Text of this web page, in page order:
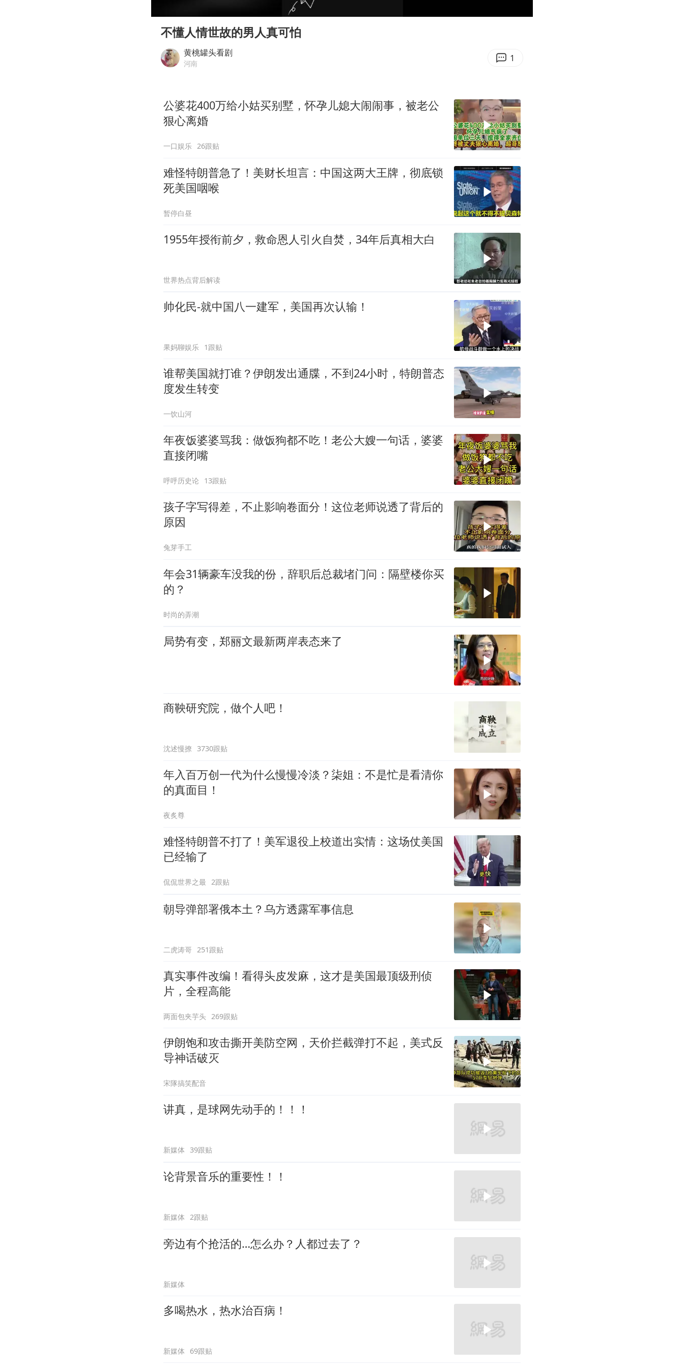
深圳地面沉降致车辆损坏系谣言
现代版摸金校尉落网查获400多枚古币
女子利用漏洞0元薅走3000多件家电
不懂人情世故的男人真可怕
黄桃罐头看剧
河南 1
公婆花400万给小姑买别墅，怀孕儿媳大闹闹事，被老公
狠心离婚
一口娱乐 26跟贴
难怪特朗普急了！美财长坦言：中国这两大王牌，彻底锁
死美国咽喉
暂停白昼
1955年授衔前夕，救命恩人引火自焚，34年后真相大白
世界热点背后解读
帅化民-就中国八一建军，美国再次认输！
果妈聊娱乐 1跟贴
谁帮美国就打谁？伊朗发出通牒，不到24小时，特朗普态
度发生转变
一饮山河
年夜饭婆婆骂我：做饭狗都不吃！老公大嫂一句话，婆婆
直接闭嘴
呼呼历史论 13跟贴
孩子字写得差，不止影响卷面分！这位老师说透了背后的
原因
兔芽手工
年会31辆豪车没我的份，辞职后总裁堵门问：隔壁楼你买
的？
时尚的弄潮
局势有变，郑丽文最新两岸表态来了
商鞅研究院，做个人吧！
沈述慢撩 3730跟贴
年入百万创一代为什么慢慢冷淡？柒姐：不是忙是看清你
的真面目！
夜炙尊
难怪特朗普不打了！美军退役上校道出实情：这场仗美国
已经输了
侃侃世界之最 2跟贴
朝导弹部署俄本土？乌方透露军事信息
二虎涛哥 251跟贴
真实事件改编！看得头皮发麻，这才是美国最顶级刑侦
片，全程高能
两面包夹芋头 269跟贴
伊朗饱和攻击撕开美防空网，天价拦截弹打不起，美式反
导神话破灭
宋隊搞笑配音
讲真，是球网先动手的！！！
新媒体 39跟贴
论背景音乐的重要性！！
新媒体 2跟贴
旁边有个抢活的…怎么办？人都过去了？
新媒体
多喝热水，热水治百病！
新媒体 69跟贴